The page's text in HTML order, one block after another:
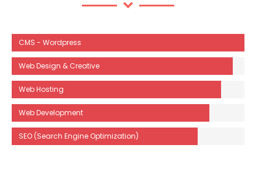
CMS - Wordpress
Web Design & Creative
Web Hosting
Web Development
SEO (Search Engine Optimization)